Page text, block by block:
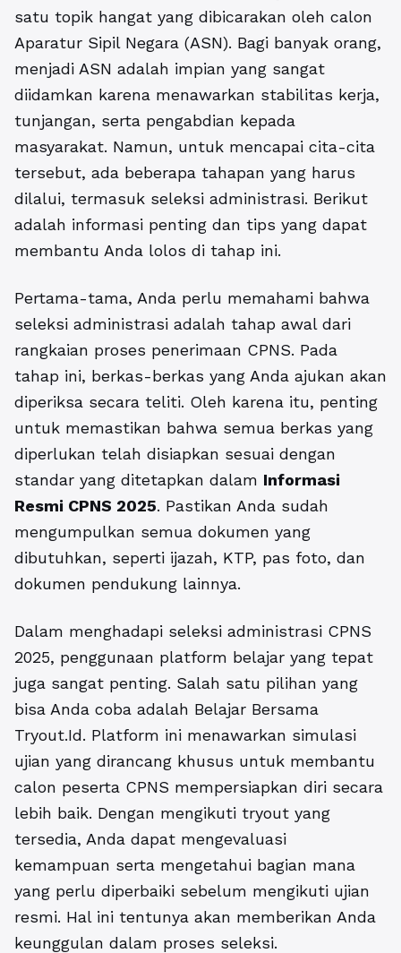
satu topik hangat yang dibicarakan oleh calon
Aparatur Sipil Negara (ASN). Bagi banyak orang,
menjadi ASN adalah impian yang sangat
diidamkan karena menawarkan stabilitas kerja,
tunjangan, serta pengabdian kepada
masyarakat. Namun, untuk mencapai cita-cita
tersebut, ada beberapa tahapan yang harus
dilalui, termasuk seleksi administrasi. Berikut
adalah informasi penting dan tips yang dapat
membantu Anda lolos di tahap ini.
Pertama-tama, Anda perlu memahami bahwa
seleksi administrasi adalah tahap awal dari
rangkaian proses penerimaan CPNS. Pada
tahap ini, berkas-berkas yang Anda ajukan akan
diperiksa secara teliti. Oleh karena itu, penting
untuk memastikan bahwa semua berkas yang
diperlukan telah disiapkan sesuai dengan
standar yang ditetapkan dalam Informasi
Resmi CPNS 2025. Pastikan Anda sudah
mengumpulkan semua dokumen yang
dibutuhkan, seperti ijazah, KTP, pas foto, dan
dokumen pendukung lainnya.
Dalam menghadapi seleksi administrasi CPNS
2025, penggunaan platform belajar yang tepat
juga sangat penting. Salah satu pilihan yang
bisa Anda coba adalah Belajar Bersama
Tryout.Id. Platform ini menawarkan simulasi
ujian yang dirancang khusus untuk membantu
calon peserta CPNS mempersiapkan diri secara
lebih baik. Dengan mengikuti tryout yang
tersedia, Anda dapat mengevaluasi
kemampuan serta mengetahui bagian mana
yang perlu diperbaiki sebelum mengikuti ujian
resmi. Hal ini tentunya akan memberikan Anda
keunggulan dalam proses seleksi.